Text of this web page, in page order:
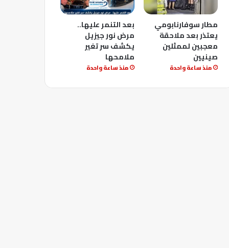
مطار سوفارنابومي
يعتذر بعد ملاحقة
معجبين لممثلين
صينيين
منذ ساعة واحدة
بعد التنمر عليها..
مرض نور جيزيل
يكشف سر تغير
ملامحها
منذ ساعة واحدة